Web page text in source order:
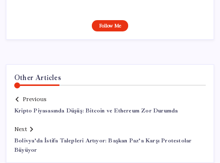
Follow Me
Other Articles
Previous
Kripto Piyasasında Düşüş: Bitcoin ve Ethereum Zor Durumda
Next
Bolivya’da İstifa Talepleri Artıyor: Başkan Paz’a Karşı Protestolar
Büyüyor